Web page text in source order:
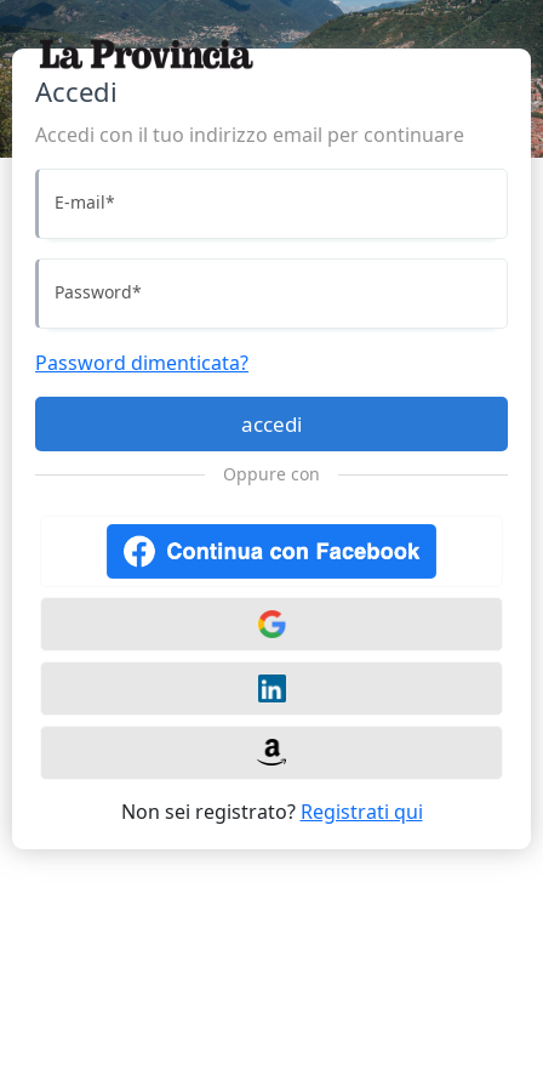
Accedi
Accedi con il tuo indirizzo email per continuare
E-mail*
Password*
Password dimenticata?
accedi
Oppure con
Non sei registrato? Registrati qui